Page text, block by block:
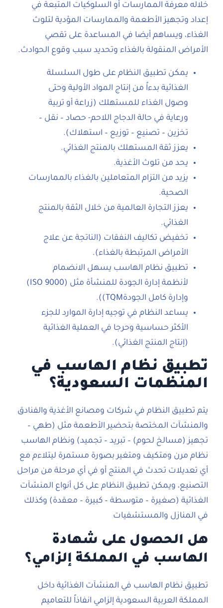
خلاله معرفة الممارسات أو السلوكيات المتبعة في
إعداد وتجهيز الأطعمة والممارسات المؤدية لتلوث
الغذاء، ويساهم أيضا في المساعدة على تقصي
الأمراض المنقولة بالغذاء وتحديد سبب وقوع الحوادث.
يمكن تطبيق النظام على طول السلسلة
الغذائية بدءاً من إنتاج المواد الأولية وحتى
وصول الغذاء للمستهلك (زراعة أو تربية
ورعاية في حالة الدجاج اللاحم- حصاد – نقل –
تخزين – تصنيع – توزيع – استهلاك).
يعزز ثقة المستهلك بالمنتج الغذائي.
يحد من تلوث الأغذية.
يزيد من التزام المتعاملين بالغذاء بالممارسات
الصحية.
يعزز التجارة العالمية من خلال الثقة بالمنتج
الغذائي.
تخفيض تكاليف النفقات (الناتجة عن علاج
الأمراض المرتبطة بالغذاء).
تطبيق نظام الهاسب يسهل الانضمام
لأنظمة إدارة الجودة للمنشأة مثل (ISO 9000)
وإدارة كامل الجودةTQM)).
يساعد النظام في توجيه إدارة الموارد للجزء
الأكثر حساسية وحرجا في العملية الغذائية
(إنتاج المنتج الغذائي).
تطبيق نظام الهاسب في
المنظمات السعودية؟
يتم تطبيق النظام في شركات ومصانع الأغذية والفنادق
والمنشآت المختصة بتحضير الأطعمة مثل (طهي –
تجهيز (مسالخ لحوم) – تبريد – تجميد) ونظام الهاسب
نظام مرن ومتكيف ومتغير بصورة مستمرة ليتلاءم مع
أي تعديلات تحدث في المنتج أو في أي مرحلة من مراحل
التصنيع، ويمكن تطبيق النظام على كل أنواع المنشآت
الغذائية (صغيرة – متوسطة – كبيرة – معقدة) وكذلك
في المنازل والمستشفيات
هل الحصول على شهادة
الهاسب في المملكة إلزامي؟
تطبيق نظام الهاسب في المنشآت الغذائية داخل
المملكة العربية السعودية إلزامي انفاذاً للتعاميم